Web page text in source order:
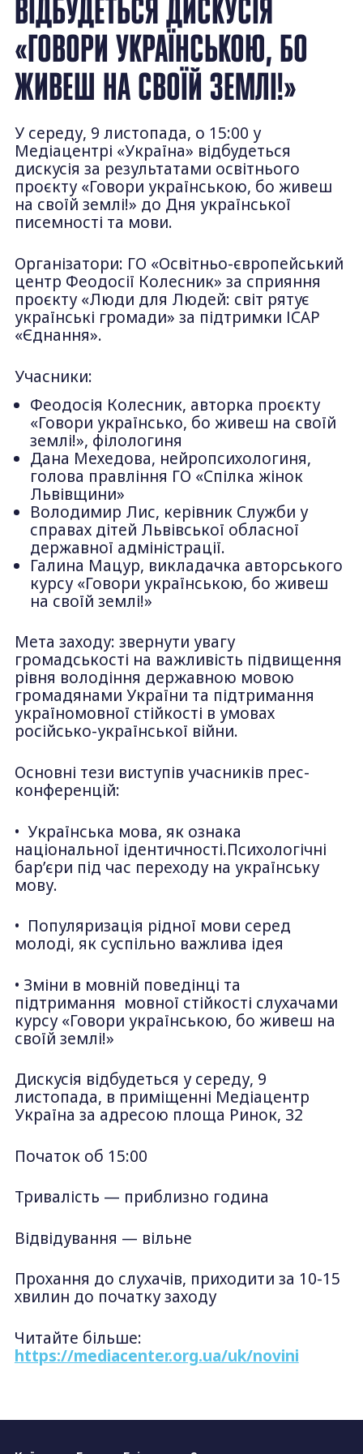
ВІДБУДЕТЬСЯ ДИСКУСІЯ
«ГОВОРИ УКРАЇНСЬКОЮ, БО
ЖИВЕШ НА СВОЇЙ ЗЕМЛІ!»
У середу, 9 листопада, о 15:00 у
Медіацентрі «Україна» відбудеться
дискусія за результатами освітнього
проєкту «Говори українською, бо живеш
на своїй землі!» до Дня української
писемності та мови.
Організатори: ГО «Освітньо-європейський
центр Феодосії Колесник» за сприяння
проєкту «Люди для Людей: світ рятує
українські громади» за підтримки ІСАР
«Єднання».
Учасники:
Феодосія Колесник, авторка проєкту
«Говори українсько, бо живеш на своїй
землі!», філологиня
Дана Мехедова, нейропсихологиня,
голова правління ГО «Спілка жінок
Львівщини»
Володимир Лис, керівник Служби у
справах дітей Львівської обласної
державної адміністрації.
Галина Мацур, викладачка авторського
курсу «Говори українською, бо живеш
на своїй землі!»
Мета заходу: звернути увагу
громадськості на важливість підвищення
рівня володіння державною мовою
громадянами України та підтримання
україномовної стійкості в умовах
російсько-української війни.
Основні тези виступів учасників прес-
конференцій:
• Українська мова, як ознака
національної ідентичності.Психологічні
бар’єри під час переходу на українську
мову.
• Популяризація рідної мови серед
молоді, як суспільно важлива ідея
• Зміни в мовній поведінці та
підтримання мовної стійкості слухачами
курсу «Говори українською, бо живеш на
своїй землі!»
Дискусія відбудеться у середу, 9
листопада, в приміщенні Медіацентр
Україна за адресою площа Ринок, 32
Початок об 15:00
Тривалість — приблизно година
Відвідування — вільне
Прохання до слухачів, приходити за 10-15
хвилин до початку заходу
Читайте більше:
https://mediacenter.org.ua/uk/novini